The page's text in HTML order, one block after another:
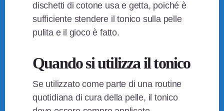
dischetti di cotone usa e getta, poiché è
sufficiente stendere il tonico sulla pelle
pulita e il gioco è fatto.
Quando si utilizza il tonico
Se utilizzato come parte di una routine
quotidiana di cura della pelle, il tonico